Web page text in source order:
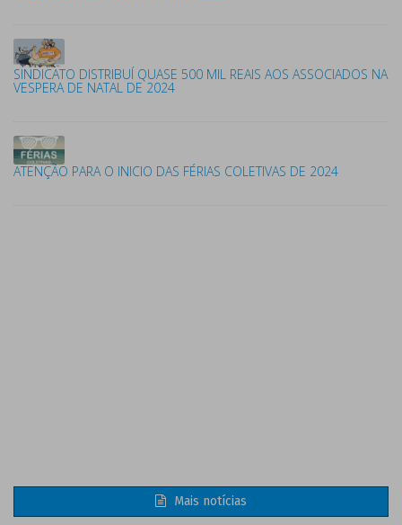
SINDICATO DISTRIBUÍ QUASE 500 MIL REAIS AOS ASSOCIADOS NA
VESPERA DE NATAL DE 2024
ATENÇÃO PARA O INICIO DAS FÉRIAS COLETIVAS DE 2024
Mais notícias